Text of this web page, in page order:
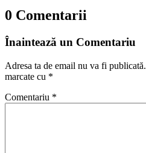
0 Comentarii
Înaintează un Comentariu
Adresa ta de email nu va fi publicată.
marcate cu *
Comentariu *